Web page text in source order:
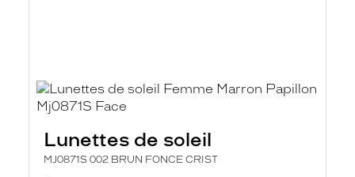
Lunettes de soleil
MJ0871S 002 BRUN FONCE CRIST